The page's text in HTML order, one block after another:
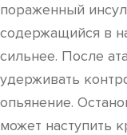
пораженный
содержащийся в
сильнее. После
удерживать
опьянение.
может наступить